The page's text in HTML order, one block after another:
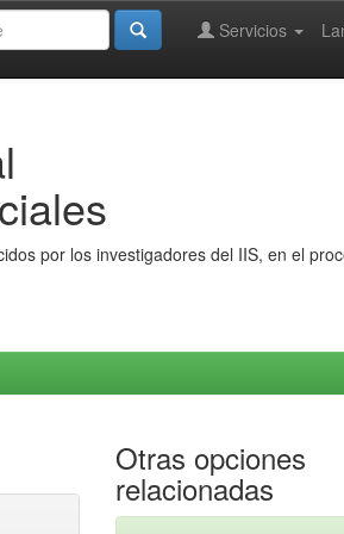
Servicios
por los investigadores del IIS, en el
Otras opciones
relacionadas